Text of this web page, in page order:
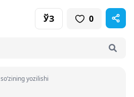
ЎЗ 0
so‘zining yozilishi